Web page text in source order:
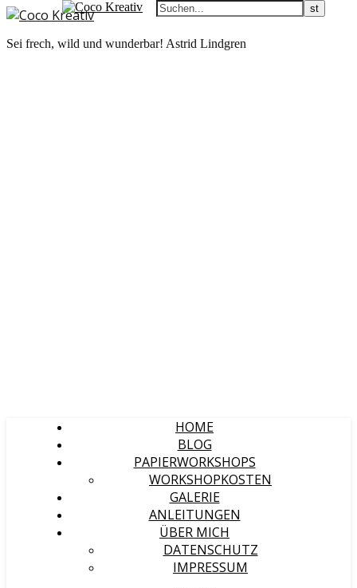
Sei frech, wild und wunderbar! Astrid Lindgren
HOME
BLOG
PAPIERWORKSHOPS
WORKSHOPKOSTEN
GALERIE
ANLEITUNGEN
ÜBER MICH
DATENSCHUTZ
IMPRESSUM